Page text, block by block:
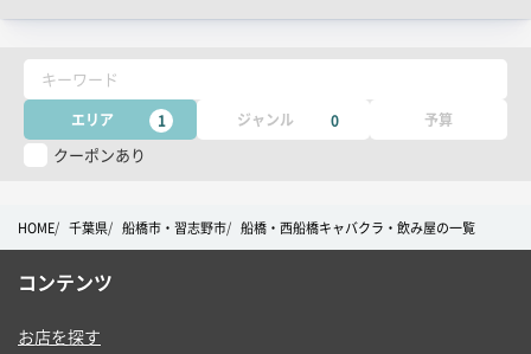
ピ
キーワード
エリア 1 ジャンル 0 予算
クーポンあり
HOME 千葉県 船橋市・習志野市 船橋・西船橋キャバクラ・飲み屋の一覧
コンテンツ
お店を探す